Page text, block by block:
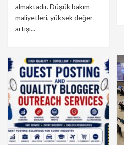
almaktadır. Düşük bakım
maliyetleri, yüksek değer
artışı...